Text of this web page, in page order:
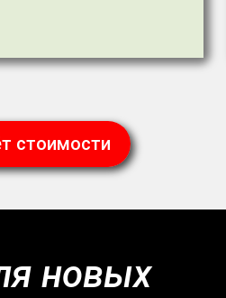
стоимости
новых